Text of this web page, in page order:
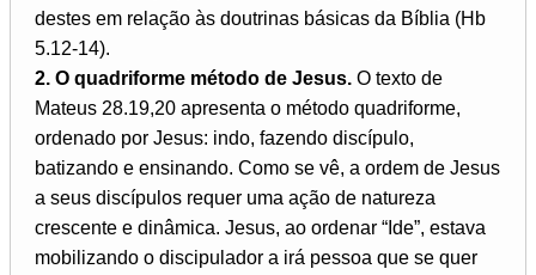
destes em relação às doutrinas básicas da Bíblia (Hb
5.12-14).
2. O quadriforme método de Jesus. O texto de
Mateus 28.19,20 apresenta o método quadriforme,
ordenado por Jesus: indo, fazendo discípulo,
batizando e ensinando. Como se vê, a ordem de Jesus
a seus discípulos requer uma ação de natureza
crescente e dinâmica. Jesus, ao ordenar “Ide”, estava
mobilizando o discipulador a irá pessoa que se quer